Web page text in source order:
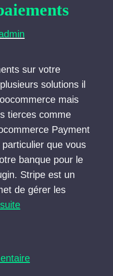
sur votre
solutions il
mais
tierces comme
Payment
que vous
banque pour le
Stripe est un
de gérer les